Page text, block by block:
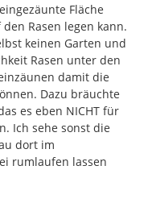
Fläche
Rasen legen kann.
keinen Garten und
Rasen unter den
damit die
Dazu bräuchte
es eben NICHT für
Ich sehe sonst die
dort im
rumlaufen lassen